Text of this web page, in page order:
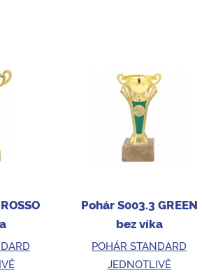
Pohár S003.3 GREEN
bez víka
POHÁR STANDARD
JEDNOTLIVĚ